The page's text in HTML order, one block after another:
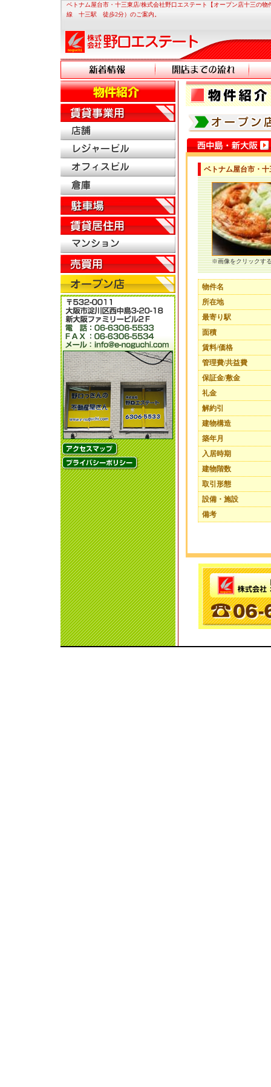
ベトナム屋台市・十三東店/株式会社野口エステート【オープン店十三の物
線 十三駅 徒歩2分）のご案内。
ベトナム屋台市・十
※画像をクリックす
物件名
所在地
最寄り駅
面積
賃料/価格
管理費/共益費
保証金/敷金
礼金
解約引
建物構造
築年月
入居時期
建物階数
取引形態
設備・施設
備考